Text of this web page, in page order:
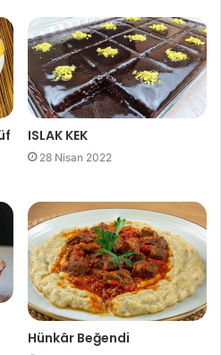
ISLAK KEK
28 Nisan 2022
Hünkâr Beğendi